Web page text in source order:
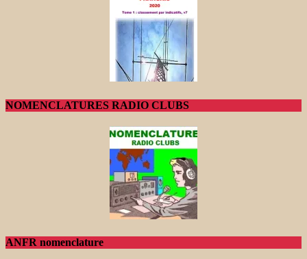
NOMENCLATURES RADIO CLUBS
ANFR nomenclature